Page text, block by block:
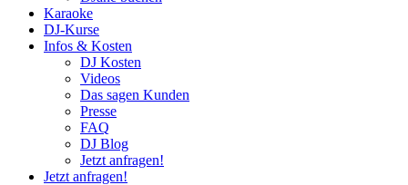
Karaoke
DJ-Kurse
Infos & Kosten
DJ Kosten
Videos
Das sagen Kunden
Presse
FAQ
DJ Blog
Jetzt anfragen!
Jetzt anfragen!